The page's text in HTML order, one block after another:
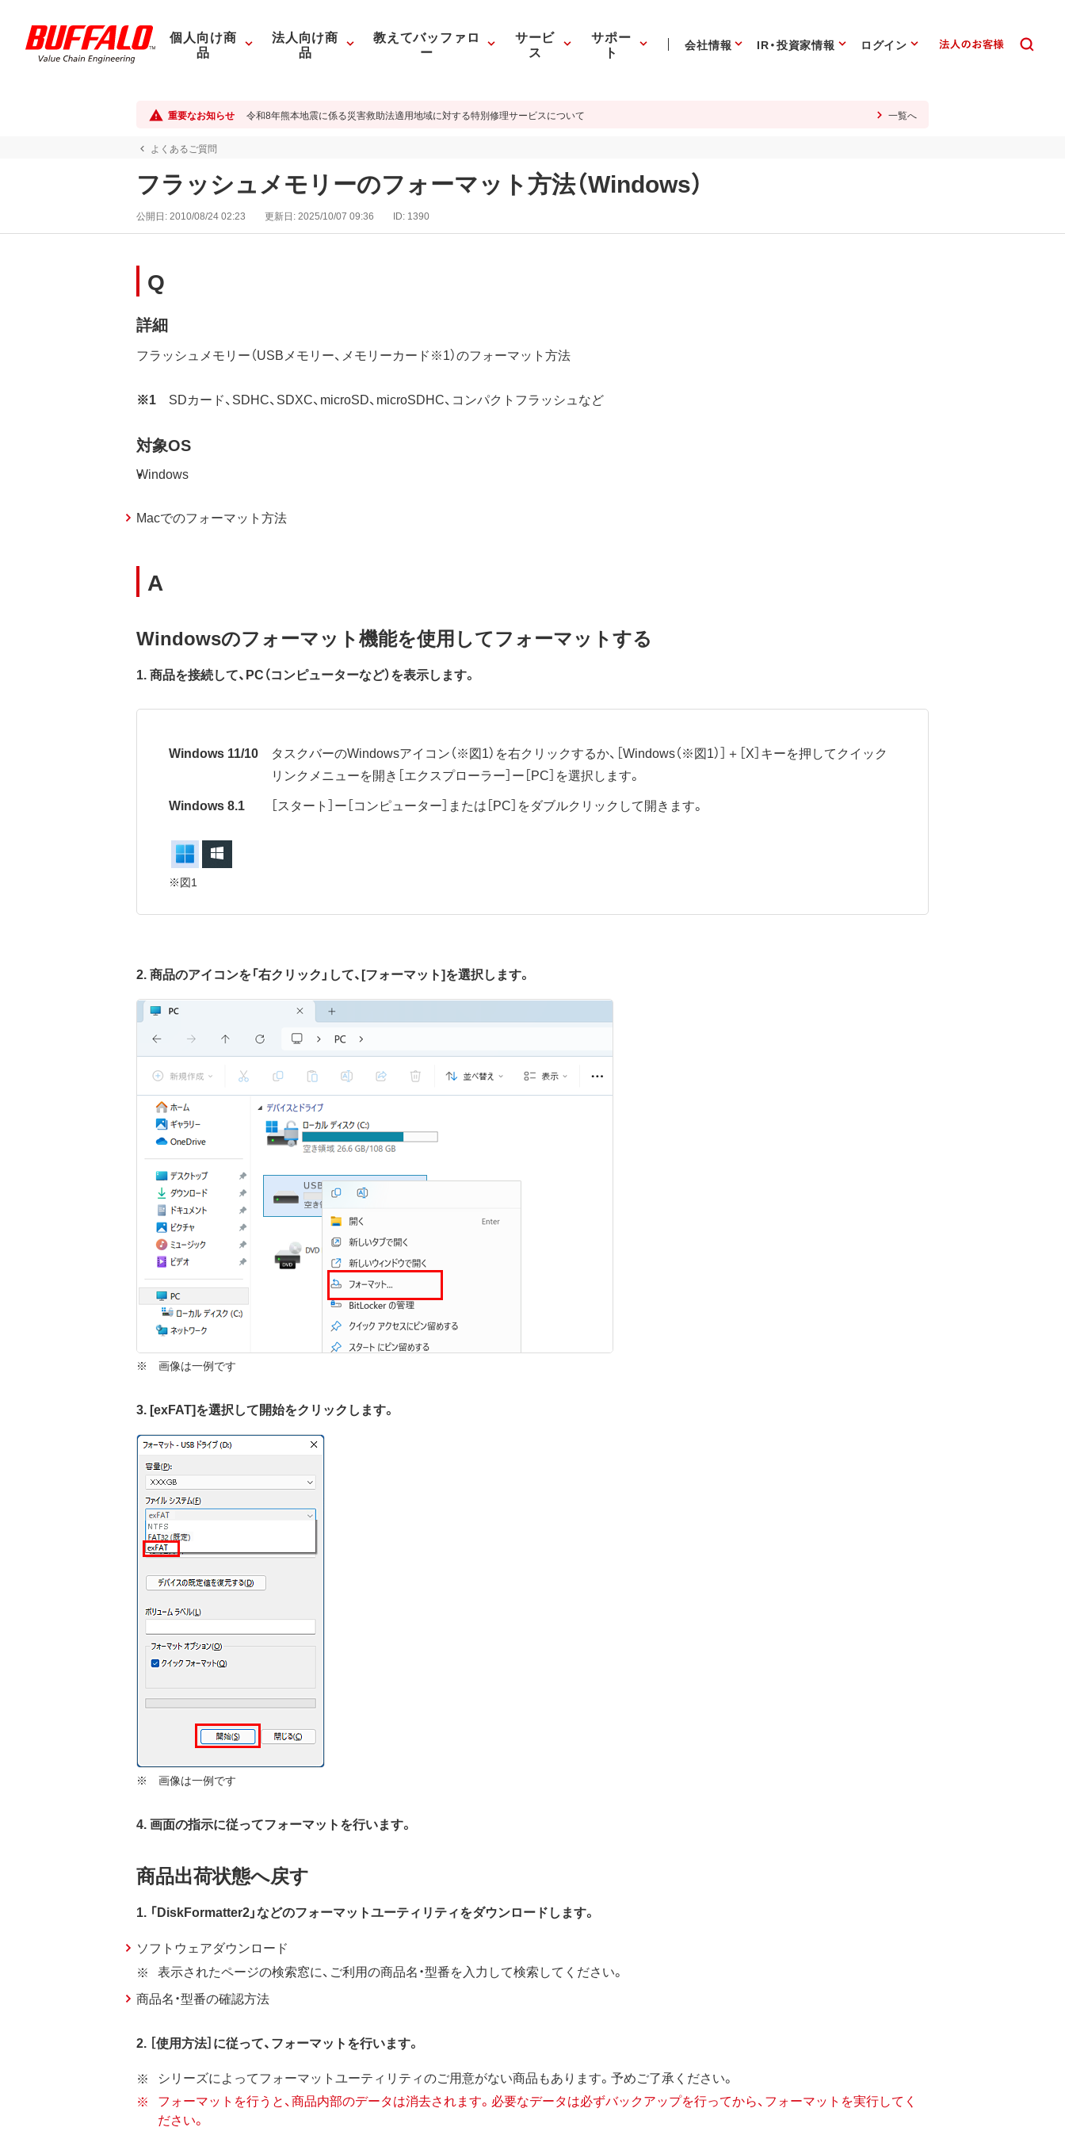
個人向け商
品
法人向け商
品
教えてバッファロ
ー
サービ
ス
サポー
ト 会社情報 IR・投資家情報 ログイン
重要なお知らせ 令和8年熊本地震に係る災害救助法適用地域に対する特別修理サービスについて 一覧へ
よくあるご質問
フラッシュメモリーのフォーマット方法（Windows）
公開日:2010/08/24 02:23 更新日:2025/10/07 09:36 ID: 1390
Q
詳細
フラッシュメモリー（USBメモリー、メモリーカード※1）のフォーマット方法
※1 SDカード、SDHC、SDXC、microSD、microSDHC、コンパクトフラッシュなど
対象OS
Windows
Macでのフォーマット方法
A
Windowsのフォーマット機能を使用してフォーマットする
1. 商品を接続して、PC（コンピューターなど）を表示します。
Windows 11/10
タスクバーのWindowsアイコン（※図1）を右クリックするか、［Windows（※図1）］＋［X］キーを押してクイック
リンクメニューを開き［エクスプローラー］ー［PC］を選択します。
Windows 8.1
［スタート］ー［コンピューター］または［PC］をダブルクリックして開きます。
※図1
2. 商品のアイコンを「右クリック」して、[フォーマット]を選択します。
※ 画像は一例です
3. [exFAT]を選択して開始をクリックします。
※ 画像は一例です
4. 画面の指示に従ってフォーマットを行います。
商品出荷状態へ戻す
1. 「DiskFormatter2」などのフォーマットユーティリティをダウンロードします。
ソフトウェアダウンロード
表示されたページの検索窓に、ご利用の商品名・型番を入力して検索してください。
商品名・型番の確認方法
2. ［使用方法］に従って、フォーマットを行います。
シリーズによってフォーマットユーティリティのご用意がない商品もあります。予めご了承ください。
フォーマットを行うと、商品内部のデータは消去されます。必要なデータは必ずバックアップを行ってから、フォーマットを実行してく
ださい。